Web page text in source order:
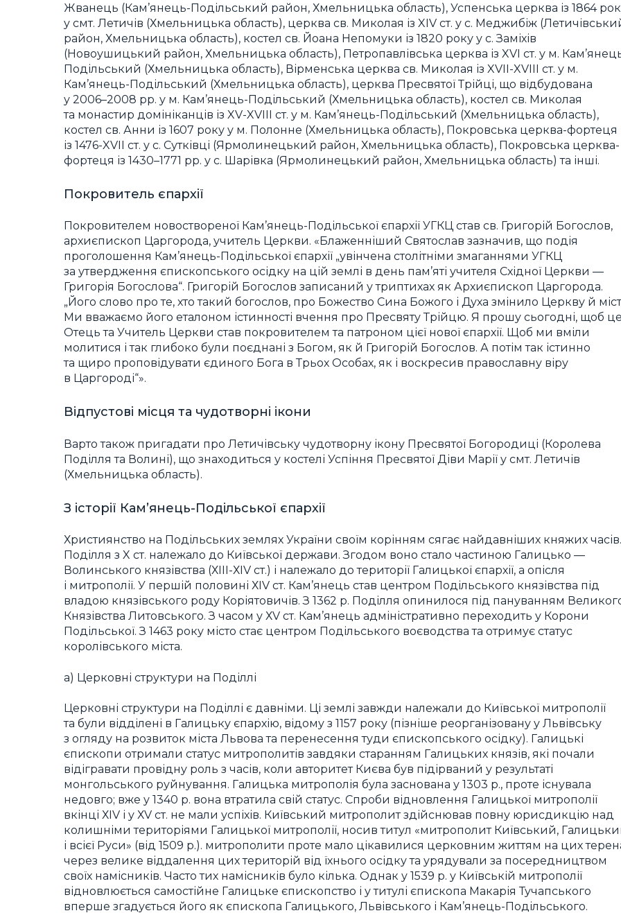
Жванець (Кам’янець-Подільський район, Хмельницька область), Успенська церква із 1864
у смт. Летичів (Хмельницька область), церква св. Миколая із XIV ст. у с. Меджибіж
район, Хмельницька область), костел св. Йоана Непомуки із 1820 року у с. Заміхів
(Новоушицький район, Хмельницька область), Петропавлівська церква із XVI ст. у м.
Подільський (Хмельницька область), Вірменська церква св. Миколая із XVII-XVIII ст. у м.
Кам’янець-Подільський (Хмельницька область), церква Пресвятої Трійці, що відбудована
у 2006–2008 рр. у м. Кам’янець-Подільський (Хмельницька область), костел св. Миколая
та монастир домініканців із XV-XVIII ст. у м. Кам’янець-Подільський (Хмельницька область),
костел св. Анни із 1607 року у м. Полонне (Хмельницька область), Покровська церква-фортеця
із 1476-XVII ст. у с. Сутківці (Ярмолинецький район, Хмельницька область), Покровська церква-
фортеця із 1430–1771 рр. у с. Шарівка (Ярмолинецький район, Хмельницька область) та інші.
Покровитель єпархії
Покровителем новоствореної Кам’янець-Подільської єпархії УГКЦ став св. Григорій Богослов,
архиєпископ Царгорода, учитель Церкви. «Блаженніший Святослав зазначив, що подія
проголошення Кам’янець-Подільської єпархії „увінчена столітніми змаганнями УГКЦ
за утвердження єпископського осідку на цій землі в день пам’яті учителя Східної Церкви —
Григорія Богослова“. Григорій Богослов записаний у триптихах як Архиєпископ Царгорода.
„Його слово про те, хто такий богослов, про Божество Сина Божого і Духа змінило Церкву й
Ми вважаємо його еталоном істинності вчення про Пресвяту Трійцю. Я прошу сьогодні, щоб
Отець та Учитель Церкви став покровителем та патроном цієї нової єпархії. Щоб ми вміли
молитися і так глибоко були поєднані з Богом, як й Григорій Богослов. А потім так істинно
та щиро проповідувати єдиного Бога в Трьох Особах, як і воскресив православну віру
в Царгороді“».
Відпустові місця та чудотворні ікони
Варто також пригадати про Летичівську чудотворну ікону Пресвятої Богородиці (Королева
Поділля та Волині), що знаходиться у костелі Успіння Пресвятої Діви Марії у смт. Летичів
(Хмельницька область).
З історії Кам’янець-Подільської єпархії
Християнство на Подільських землях України своїм корінням сягає найдавніших княжих часів.
Поділля з X ст. належало до Київської держави. Згодом воно стало частиною Галицько —
Волинського князівства (ХІІІ-ХІV ст.) і належало до території Галицької єпархії, а опісля
і митрополії. У першій половині ХІV ст. Кам’янець став центром Подільського князівства під
владою князівського роду Коріятовичів. З 1362 р. Поділля опинилося під пануванням
Князівства Литовського. З часом у ХV ст. Кам’янець адміністративно переходить у Корони
Подільської. З 1463 року місто стає центром Подільського воєводства та отримує статус
королівського міста.
а) Церковні структури на Поділлі
Церковні структури на Поділлі є давніми. Ці землі завжди належали до Київської митрополії
та були відділені в Галицьку єпархію, відому з 1157 року (пізніше реорганізовану у Львівську
з огляду на розвиток міста Львова та перенесення туди єпископського осідку). Галицькі
єпископи отримали статус митрополитів завдяки старанням Галицьких князів, які почали
відігравати провідну роль з часів, коли авторитет Києва був підірваний у результаті
монгольського руйнування. Галицька митрополія була заснована у 1303 р., проте існувала
недовго; вже у 1340 р. вона втратила свій статус. Спроби відновлення Галицької митрополії
вкінці ХІV і у ХV ст. не мали успіхів. Київський митрополит здійснював повну юрисдикцію над
колишніми територіями Галицької митрополії, носив титул «митрополит Київський,
і всієї Руси» (від 1509 р.). митрополити проте мало цікавилися церковним життям на цих
через велике віддалення цих територій від їхнього осідку та урядували за посередництвом
своїх намісників. Часто тих намісників було кілька. Однак у 1539 р. у Київській митрополії
відновлюється самостійне Галицьке єпископство і у титулі єпископа Макарія Тучапського
вперше згадується його як єпископа Галицького, Львівського і Кам’янець-Подільського.